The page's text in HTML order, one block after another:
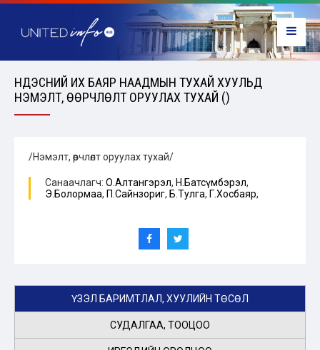
ҮНДЭСНИЙ ИХ БАЯР НААДМЫН ТУХАЙ ХУУЛЬД
НЭМЭЛТ, ӨӨРЧЛӨЛТ ОРУУЛАХ ТУХАЙ ()
/Нэмэлт, өөрчлөлт оруулах тухай/
Санаачлагч: О.Алтангэрэл, Н.Батсүмбэрэл,
Э.Болормаа, П.Сайнзориг, Б.Тулга, Г.Хосбаяр,
ҮЗЭЛ БАРИМТЛАЛ, ХУУЛИЙН ТӨСӨЛ
СУДАЛГАА, ТООЦОО